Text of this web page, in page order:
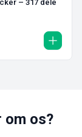
– 317 dele
om os?